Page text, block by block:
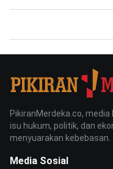
PikiranMerdeka.co,
isu hukum, politik, dan
menyuarakan kebebasan.
Media Sosial